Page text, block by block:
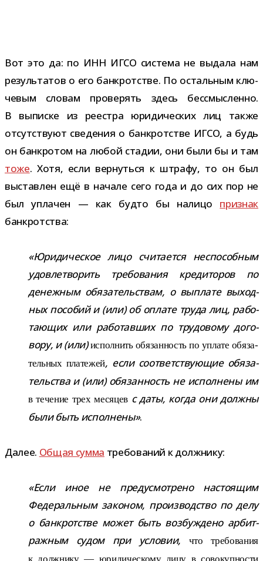
Вот это да: по ИНН ИГСО система не выдала нам
резуль­та­тов о его банк­рот­стве. По осталь­ным клю­
че­вым сло­вам про­ве­рять здесь бес­смыс­ленно.
В выписке из реестра юри­ди­че­ских лиц также
отсут­ствуют све­де­ния о банк­рот­стве ИГСО, а будь
он банк­ро­том на любой ста­дии, они были бы и там
тоже. Хотя, если вер­нуться к штрафу, то он был
выстав­лен ещё в начале сего года и до сих пор не
был упла­чен — как будто бы налицо при­знак
банкротства:
«Юридическое лицо счи­та­ется неспо­соб­ным
удо­вле­тво­рить тре­бо­ва­ния кре­ди­то­ров по
денеж­ным обя­за­тель­ствам, о выплате выход­
ных посо­бий и (или) об оплате труда лиц, рабо­
та­ю­щих или рабо­тав­ших по тру­до­вому дого­
вору, и (или)испол­нить обя­зан­ность по уплате обя­за­
тель­ных пла­те­жей, если соот­вет­ству­ю­щие обя­за­
тель­ства и (или) обя­зан­ность не испол­нены им
в тече­ние трех меся­цевс даты, когда они должны
были быть испол­нены».
Далее. Общая сумма тре­бо­ва­ний к должнику:
«Если иное не преду­смот­рено насто­я­щим
Федеральным зако­ном, про­из­вод­ство по делу
о банк­рот­стве может быть воз­буж­дено арбит­
раж­ным судом при усло­вии,
что тре­бо­ва­ния